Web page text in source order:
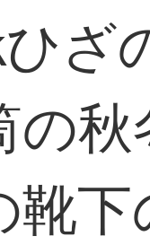
ざ
の
靴